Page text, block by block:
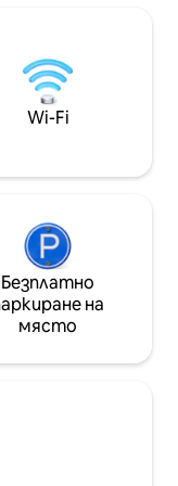
всекидневна
двама Напълно
Подходящо за
Щракнете
Wi-Fi
Безплатно
на
място